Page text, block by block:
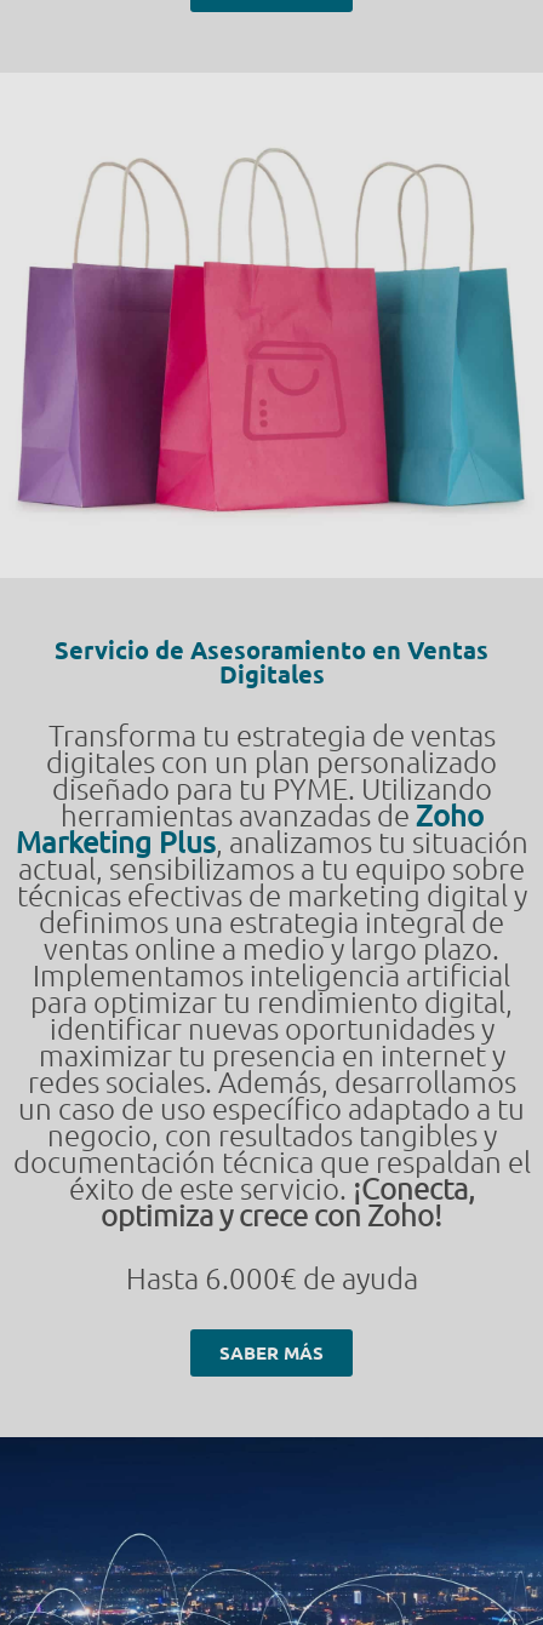
Servicio de Asesoramiento en Ventas
Digitales
Transforma tu estrategia de ventas
digitales con un plan personalizado
diseñado para tu PYME. Utilizando
herramientas avanzadas de Zoho
Marketing Plus, analizamos tu situación
actual, sensibilizamos a tu equipo sobre
técnicas efectivas de marketing digital y
definimos una estrategia integral de
ventas online a medio y largo plazo.
Implementamos inteligencia artificial
para optimizar tu rendimiento digital,
identificar nuevas oportunidades y
maximizar tu presencia en internet y
redes sociales. Además, desarrollamos
un caso de uso específico adaptado a tu
negocio, con resultados tangibles y
documentación técnica que respaldan el
éxito de este servicio. ¡Conecta,
optimiza y crece con Zoho!
Hasta 6.000€ de ayuda
SABER MÁS